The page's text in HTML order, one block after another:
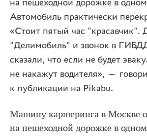
на пешеходной дорожке в
Автомобиль практически
«Стоит пятый час "красавчик".
"Делимобиль" и звонок в
сказали, что если не будет
не накажут водителя», —
к публикации на Pikabu.
Машину каршеринга в Москве
на пешеходной дорожке в